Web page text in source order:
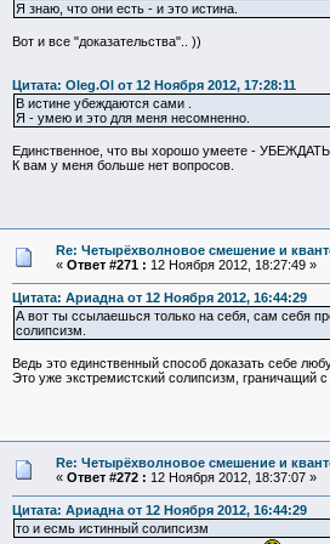
Я знаю, что они есть - и это истина.
Вот и все "доказательства".. ))
Цитата: Oleg.Ol от 12 Ноября 2012, 17:28:11
В истине убеждаются сами .
Я - умею и это для меня несомненно.
Единственное, что вы хорошо умеете -
К вам у меня больше нет вопросов.
Re: Четырёхволновое смешение и
« Ответ #271 : 12 Ноября 2012, 18:27:49 »
Цитата: Ариадна от 12 Ноября 2012, 16:44:29
А вот ты ссылаешься только на себя, сам себя
солипсизм.
Ведь это единственный способ доказать себе
Это уже экстремистский солипсизм, граничащий
Re: Четырёхволновое смешение и
« Ответ #272 : 12 Ноября 2012, 18:37:07 »
Цитата: Ариадна от 12 Ноября 2012, 16:44:29
то и есмь истинный солипсизм